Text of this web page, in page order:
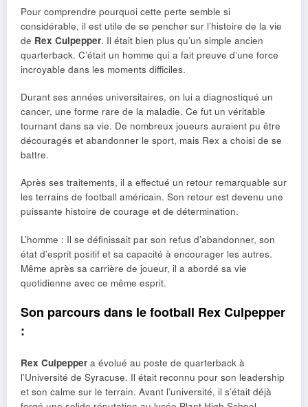
Pour comprendre pourquoi cette perte semble si
considérable, il est utile de se pencher sur l’histoire de la vie
de Rex Culpepper. Il était bien plus qu’un simple ancien
quarterback. C’était un homme qui a fait preuve d’une force
incroyable dans les moments difficiles.
Durant ses années universitaires, on lui a diagnostiqué un
cancer, une forme rare de la maladie. Ce fut un véritable
tournant dans sa vie. De nombreux joueurs auraient pu être
découragés et abandonner le sport, mais Rex a choisi de se
battre.
Après ses traitements, il a effectué un retour remarquable sur
les terrains de football américain. Son retour est devenu une
puissante histoire de courage et de détermination.
L’homme : Il se définissait par son refus d’abandonner, son
état d’esprit positif et sa capacité à encourager les autres.
Même après sa carrière de joueur, il a abordé sa vie
quotidienne avec ce même esprit.
Son parcours dans le football Rex Culpepper
:
Rex Culpepper a évolué au poste de quarterback à
l’Université de Syracuse. Il était reconnu pour son leadership
et son calme sur le terrain. Avant l’université, il s’était déjà